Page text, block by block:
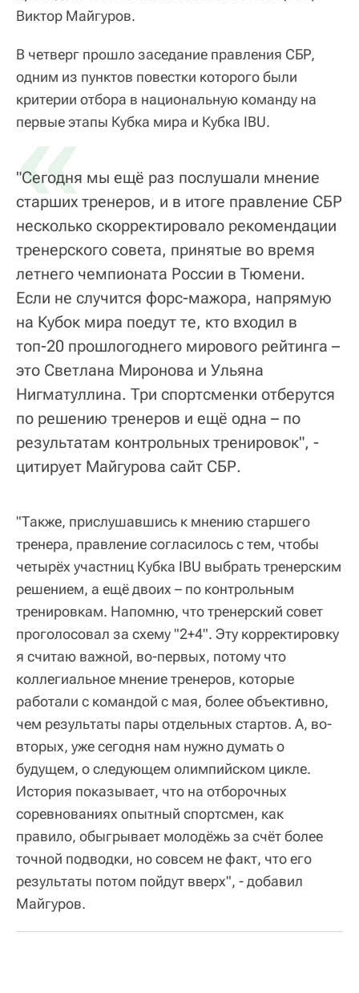
Виктор Майгуров.
В четверг прошло заседание правления СБР,
одним из пунктов повестки которого были
критерии отбора в национальную команду на
первые этапы Кубка мира и Кубка IBU.
«
"Сегодня мы ещё раз послушали мнение
старших тренеров, и в итоге правление СБР
несколько скорректировало рекомендации
тренерского совета, принятые во время
летнего чемпионата России в Тюмени.
Если не случится форс-мажора, напрямую
на Кубок мира поедут те, кто входил в
топ-20 прошлогоднего мирового рейтинга –
это Светлана Миронова и Ульяна
Нигматуллина. Три спортсменки отберутся
по решению тренеров и ещё одна – по
результатам контрольных тренировок", -
цитирует Майгурова сайт СБР.
"Также, прислушавшись к мнению старшего
тренера, правление согласилось с тем, чтобы
четырёх участниц Кубка IBU выбрать тренерским
решением, а ещё двоих – по контрольным
тренировкам. Напомню, что тренерский совет
проголосовал за схему "2+4". Эту корректировку
я считаю важной, во-первых, потому что
коллегиальное мнение тренеров, которые
работали с командой с мая, более объективно,
чем результаты пары отдельных стартов. А, во-
вторых, уже сегодня нам нужно думать о
будущем, о следующем олимпийском цикле.
История показывает, что на отборочных
соревнованиях опытный спортсмен, как
правило, обыгрывает молодёжь за счёт более
точной подводки, но совсем не факт, что его
результаты потом пойдут вверх", - добавил
Майгуров.